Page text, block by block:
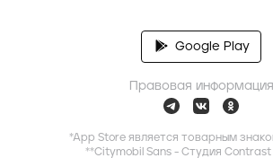
Google Play
Правовая информация
*App Store является товарным
**Citymobil Sans - Студия Contrast